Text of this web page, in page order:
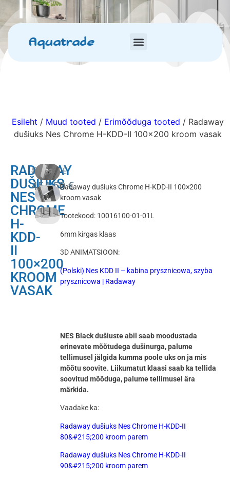
Aquatrade
Esileht / Muud tooted / Erimõõduga tooted / Radaway
dušiuks Nes Chrome H-KDD-II 100×200 kroom vasak
RADAWAY
DUŠIUKS
NES
CHROME
H-
KDD-
II
100×200
KROOM
VASAK
505.00€
454.50€
Radaway dušiuks Chrome H-KDD-II 100×200
kroom vasak
Tootekood: 10016100-01-01L
6mm kirgas klaas
3D ANIMATSIOON:
(Polski) Nes KDD II – kabina prysznicowa, szyba
prysznicowa | Radaway
NES Black dušiuste abil saab moodustada
erinevate mõõtudega dušinurga, palume
tellimusel jälgida kumma poole uks on ja mis
mõõtu soovite. Liikumatut klaasi saab ka tellida
soovitud mõõduga, palume tellimusel ära
märkida.
Vaadake ka:
Radaway dušiuks Nes Chrome H-KDD-II
80&#215;200 kroom parem
Radaway dušiuks Nes Chrome H-KDD-II
90&#215;200 kroom parem